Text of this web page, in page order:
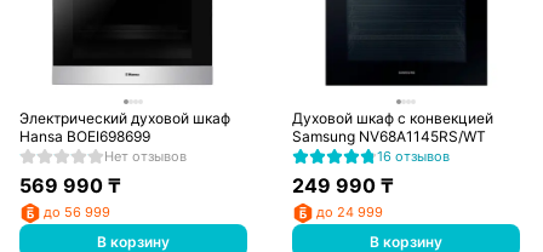
Электрический духовой шкаф
Hansa BOEI698699
Нет отзывов
569 990₸
до 56 999
В корзину
Духовой шкаф с конвекцией
Samsung NV68A1145RS/WT
16 отзывов
249 990 ₸
до 24 999
В корзину